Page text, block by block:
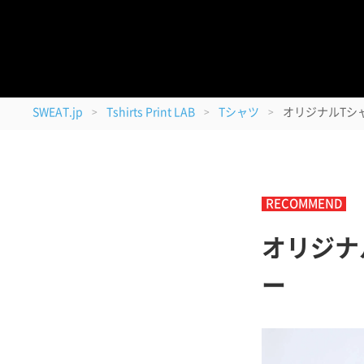
＜
SWEAT.jp > Tshirts Print LAB > Tシャツ > オリジナルTシ
RECOMMEND
オリジ
ー